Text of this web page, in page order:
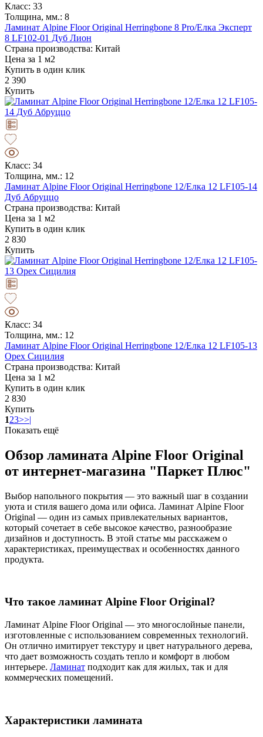
Класс: 33
Толщина, мм.: 8
Ламинат Alpine Floor Original Herringbone 8 Pro/Елка Эксперт
8 LF102-01 Дуб Лион
Страна производства: Китай
Цена за 1 м2
Купить в один клик
2 390
Купить
Класс: 34
Толщина, мм.: 12
Ламинат Alpine Floor Original Herringbone 12/Елка 12 LF105-14
Дуб Абруццо
Страна производства: Китай
Цена за 1 м2
Купить в один клик
2 830
Купить
Класс: 34
Толщина, мм.: 12
Ламинат Alpine Floor Original Herringbone 12/Елка 12 LF105-13
Орех Сицилия
Страна производства: Китай
Цена за 1 м2
Купить в один клик
2 830
Купить
123>>|
Показать ещё
Обзор ламината Alpine Floor Original
от интернет-магазина "Паркет Плюс"
Выбор напольного покрытия — это важный шаг в создании
уюта и стиля вашего дома или офиса. Ламинат Alpine Floor
Original — один из самых привлекательных вариантов,
который сочетает в себе высокое качество, разнообразие
дизайнов и доступность. В этой статье мы расскажем о
характеристиках, преимуществах и особенностях данного
продукта.
Что такое ламинат Alpine Floor Original?
Ламинат Alpine Floor Original — это многослойные панели,
изготовленные с использованием современных технологий.
Он отлично имитирует текстуру и цвет натурального дерева,
что дает возможность создать тепло и комфорт в любом
интерьере. Ламинат подходит как для жилых, так и для
коммерческих помещений.
Характеристики ламината